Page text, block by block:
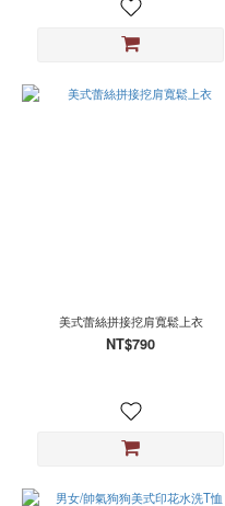
美式蕾絲拼接挖肩寬鬆上衣
NT$790